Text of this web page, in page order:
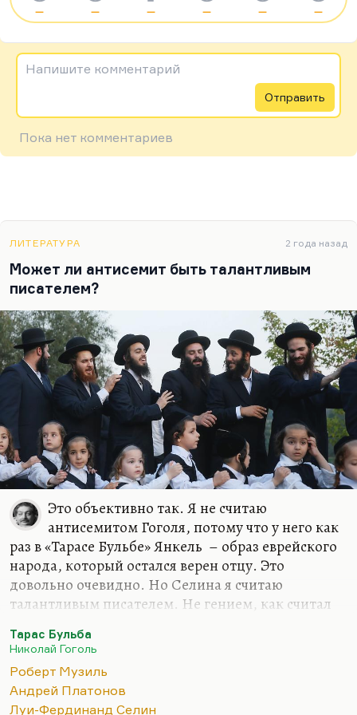
— — — — — —
Напишите комментарий
Отправить
Пока нет комментариев
ЛИТЕРАТУРА 2 года назад
Может ли антисемит быть талантливым
писателем?
Это объективно так. Я не считаю
антисемитом Гоголя, потому что у него как
раз в «Тарасе Бульбе» Янкель – образ еврейского
народа, который остался верен отцу. Это
довольно очевидно. Но Селина я считаю
талантливым писателем. Не гением, как считал
отцом литературы ХХ века). Но я считаю Селина
писателем, хотя я прочел его довольно поздно –
кстати, по личной рекомендации того же
Тарас Бульба
Николай Гоголь
Роберт Музиль
Андрей Платонов
Луи-Фердинанд Селин